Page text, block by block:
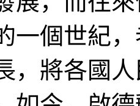
一個世紀
，將各國